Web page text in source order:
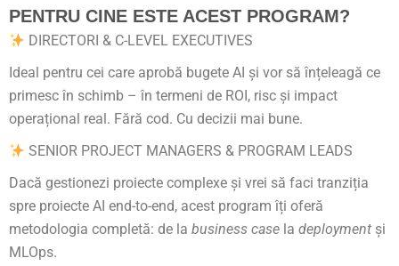
PENTRU CINE ESTE ACEST PROGRAM?
DIRECTORI & C-LEVEL EXECUTIVES
Ideal pentru cei care aprobă bugete AI și vor să înțeleagă ce
primesc în schimb – în termeni de ROI, risc și impact
operațional real. Fără cod. Cu decizii mai bune.
SENIOR PROJECT MANAGERS & PROGRAM LEADS
Dacă gestionezi proiecte complexe și vrei să faci tranziția
spre proiecte AI end-to-end, acest program îți oferă
metodologia completă: de la business case la deployment și
MLOps.